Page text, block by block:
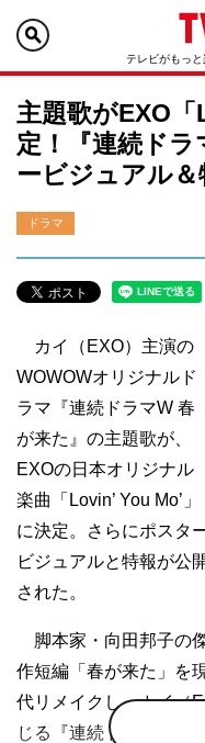
テレビがもっ
主題歌がEXO「
定！『連続ドラ
ービジュアル＆
ドラマ
カイ（EXO）主演の
WOWOWオリジナルド
ラマ『連続ドラマW 春
が来た』の主題歌が、
EXOの日本オリジナル
楽曲「Lovin’ You Mo’」
に決定。さらにポスタ
ビジュアルと特報が公
された。
脚本家・向田邦子の
作短編「春が来た」を
代リメイクし、カイ（
じる『連続ドラマW 春